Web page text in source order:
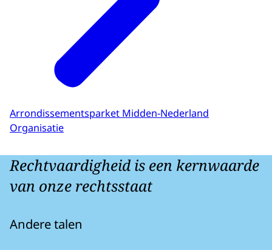
Arrondissementsparket Midden-Nederland
Organisatie
Rechtvaardigheid is een kernwaarde
van onze rechtsstaat
Andere talen